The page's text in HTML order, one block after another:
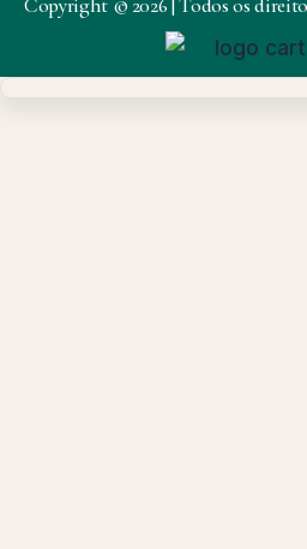
Copyright © 2026 | Todos os